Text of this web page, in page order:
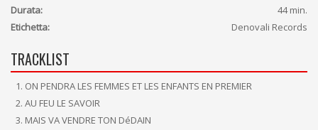
Durata:
44 min.
Etichetta:
Denovali Records
TRACKLIST
ON PENDRA LES FEMMES ET LES ENFANTS EN PREMIER
AU FEU LE SAVOIR
MAIS VA VENDRE TON DéDAIN